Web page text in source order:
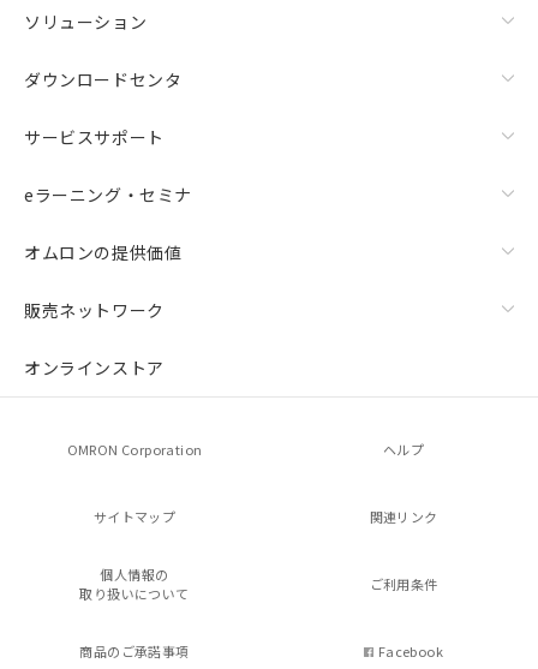
ソリューション
ダウンロードセンタ
サービスサポート
eラーニング・セミナ
オムロンの提供価値
販売ネットワーク
オンラインストア
OMRON Corporation ヘルプ
サイトマップ 関連リンク
個人情報の
取り扱いについて
ご利用条件
商品のご承諾事項 Facebook